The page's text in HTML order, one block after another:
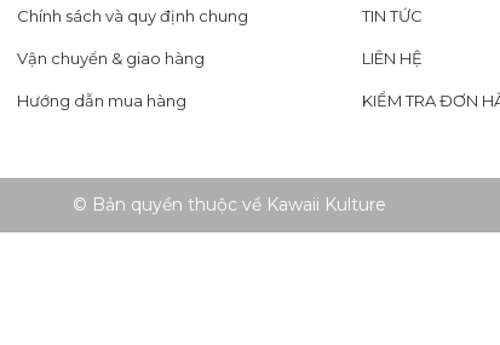
Chính sách và quy định chung
Vận chuyển & giao hàng
Hướng dẫn mua hàng
TIN TỨC
LIÊN HỆ
KIỂM TRA ĐƠN
© Bản quyền thuộc về Kawaii Kulture